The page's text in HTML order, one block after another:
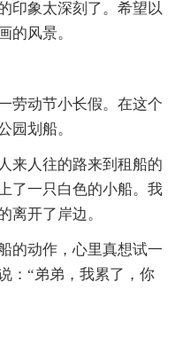
印象太深刻了。希望以
的风景。
劳动节小长假。在这个
园划船。
来人往的路来到租船的
了一只白色的小船。我
离开了岸边。
的动作，心里真想试一
：“弟弟，我累了，你